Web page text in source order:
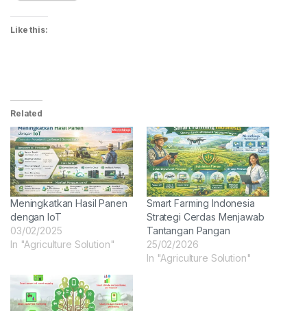
Like this:
Related
Meningkatkan Hasil Panen
dengan IoT
03/02/2025
In "Agriculture Solution"
Smart Farming Indonesia
Strategi Cerdas Menjawab
Tantangan Pangan
25/02/2026
In "Agriculture Solution"